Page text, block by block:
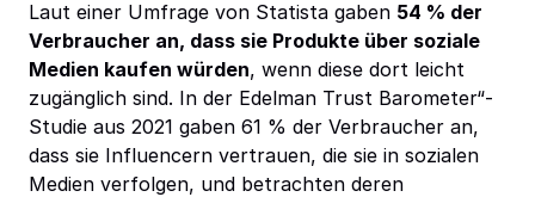
Laut einer Umfrage von Statista gaben 54 % der
Verbraucher an, dass sie Produkte über soziale
Medien kaufen würden, wenn diese dort leicht
zugänglich sind. In der Edelman Trust Barometer“-
Studie aus 2021 gaben 61 % der Verbraucher an,
dass sie Influencern vertrauen, die sie in sozialen
Medien verfolgen, und betrachten deren